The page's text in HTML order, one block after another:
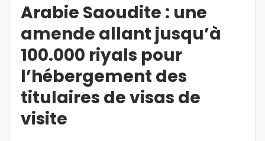
Arabie Saoudite : une
amende allant jusqu’à
100.000 riyals pour
l’hébergement des
titulaires de visas de
visite